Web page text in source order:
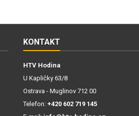
KONTAKT
HTV Hodina
U Kapličky 63/8
Ostrava - Muglinov 712 00
Telefon: +420 602 719 145